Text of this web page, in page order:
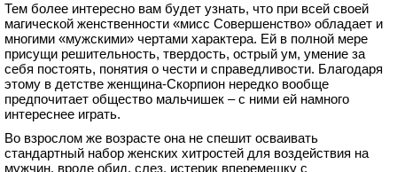
Тем более интересно вам будет узнать, что при всей своей
магической женственности «мисс Совершенство» обладает и
многими «мужскими» чертами характера. Ей в полной мере
присущи решительность, твердость, острый ум, умение за
себя постоять, понятия о чести и справедливости. Благодаря
этому в детстве женщина-Скорпион нередко вообще
предпочитает общество мальчишек – с ними ей намного
интереснее играть.
Во взрослом же возрасте она не спешит осваивать
стандартный набор женских хитростей для воздействия на
мужчин, вроде обид, слез, истерик вперемешку с